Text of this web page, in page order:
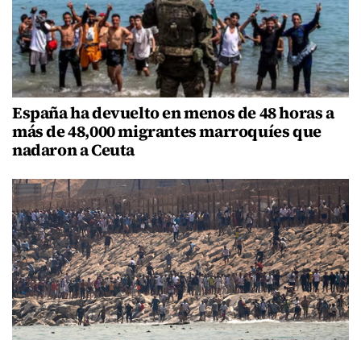
España ha devuelto en menos de 48 horas a
más de 48,000 migrantes marroquíes que
nadaron a Ceuta